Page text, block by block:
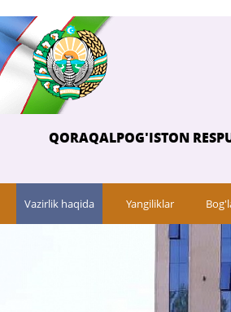
QORAQALPOG'ISTON
Vazirlik haqida Yangiliklar